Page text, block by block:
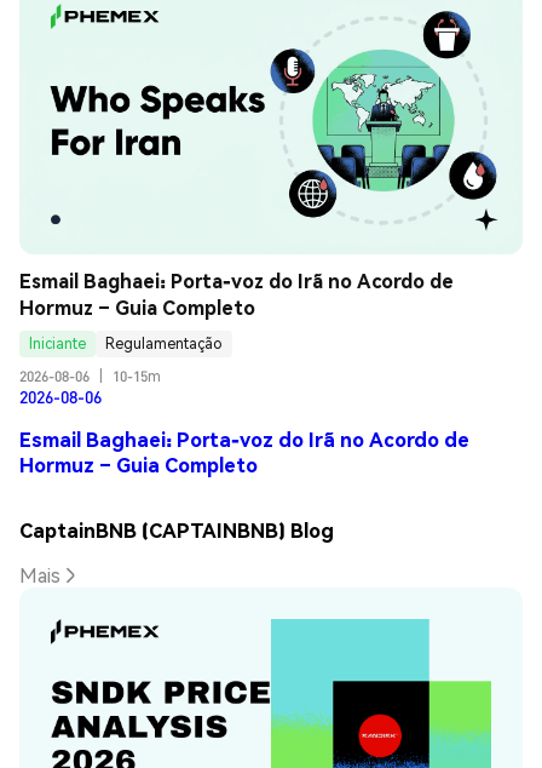
Esmail Baghaei: Porta-voz do Irã no Acordo de
Hormuz – Guia Completo
Iniciante
Regulamentação
2026-08-06
10-15m
2026-08-06
Esmail Baghaei: Porta-voz do Irã no Acordo de
Hormuz – Guia Completo
CaptainBNB (CAPTAINBNB) Blog
Mais